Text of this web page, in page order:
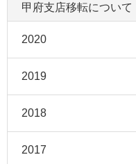
甲府支店移転について
2020
2019
2018
2017